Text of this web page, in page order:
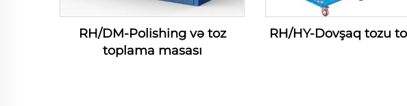
RH/DM-Polishing və toz
toplama masası
RH/HY-Dovşaq tozu